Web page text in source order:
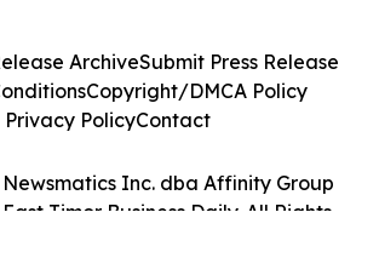
Inc. dba Affinity Group
Timor Business Daily. All Rights
ArchiveSubmit Press Release
Copyright/DMCA Policy
Privacy PolicyContact